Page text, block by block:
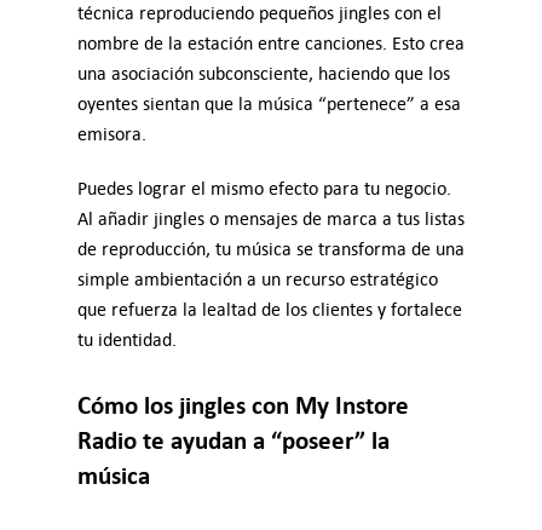
técnica reproduciendo pequeños jingles con el
nombre de la estación entre canciones. Esto crea
una asociación subconsciente, haciendo que los
oyentes sientan que la música “pertenece” a esa
emisora.
Puedes lograr el mismo efecto para tu negocio.
Al añadir jingles o mensajes de marca a tus listas
de reproducción, tu música se transforma de una
simple ambientación a un recurso estratégico
que refuerza la lealtad de los clientes y fortalece
tu identidad.
Cómo los jingles con My Instore
Radio te ayudan a “poseer” la
música